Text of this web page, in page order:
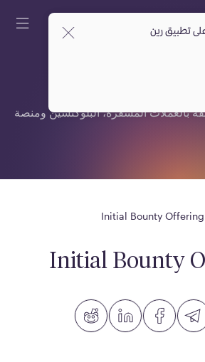
بالعملات المشفرة، البلوكتشين ومنصة
Initial Bounty Offering
Initial Bounty
تطبيق رين